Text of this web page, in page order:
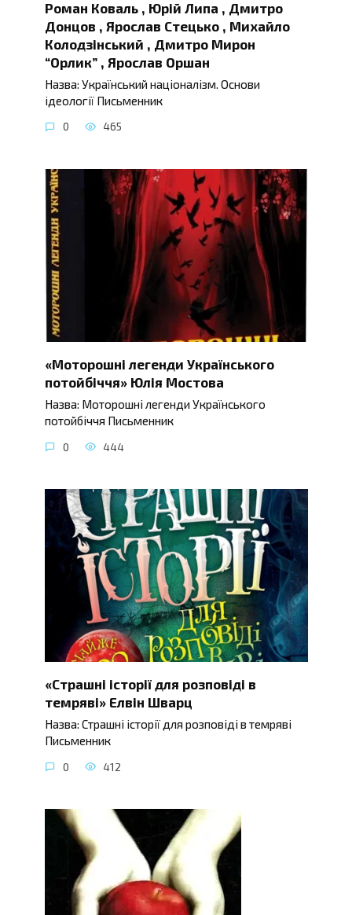
Роман Коваль , Юрій Липа , Дмитро
Донцов , Ярослав Стецько , Михайло
Колодзінський , Дмитро Мирон
“Орлик” , Ярослав Оршан
Назва: Український націоналізм. Основи
ідеології Письменник
0 465
«Моторошні легенди Українського
потойбіччя» Юлія Мостова
Назва: Моторошні легенди Українського
потойбіччя Письменник
0 444
«Страшні історії для розповіді в
темряві» Елвін Шварц
Назва: Страшні історії для розповіді в темряві
Письменник
0 412